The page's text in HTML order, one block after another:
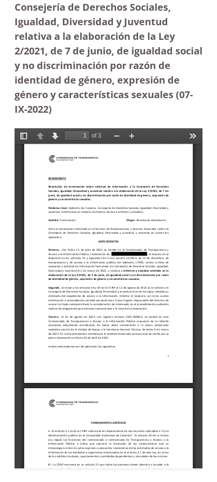
Consejería de Derechos Sociales,
Igualdad, Diversidad y Juventud
relativa a la elaboración de la Ley
2/2021, de 7 de junio, de igualdad social
y no discriminación por razón de
identidad de género, expresión de
género y características sexuales (07-
IX-2022)